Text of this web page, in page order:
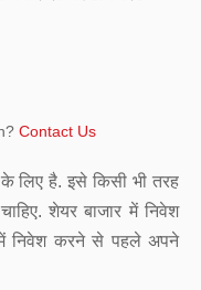
Contact Us
लिए है. इसे किसी भी तरह
शेयर बाजार में निवेश
में निवेश करने से पहले अपने